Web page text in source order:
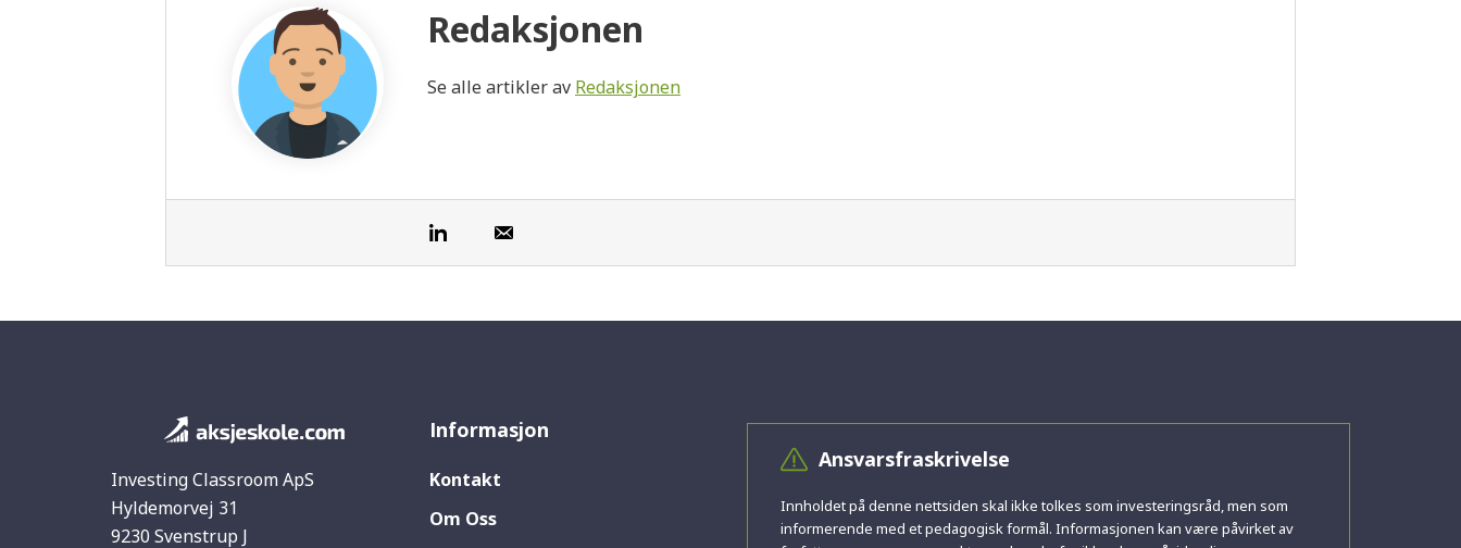
Redaksjonen
Se alle artikler av Redaksjonen
Investing Classroom ApS
Hyldemorvej 31
9230 Svenstrup J
Informasjon
Kontakt
Om Oss
Ansvarsfraskrivelse
Innholdet på denne nettsiden skal ikke tolkes som investeringsråd, men som
informerende med et pedagogisk formål. Informasjonen kan være påvirket av